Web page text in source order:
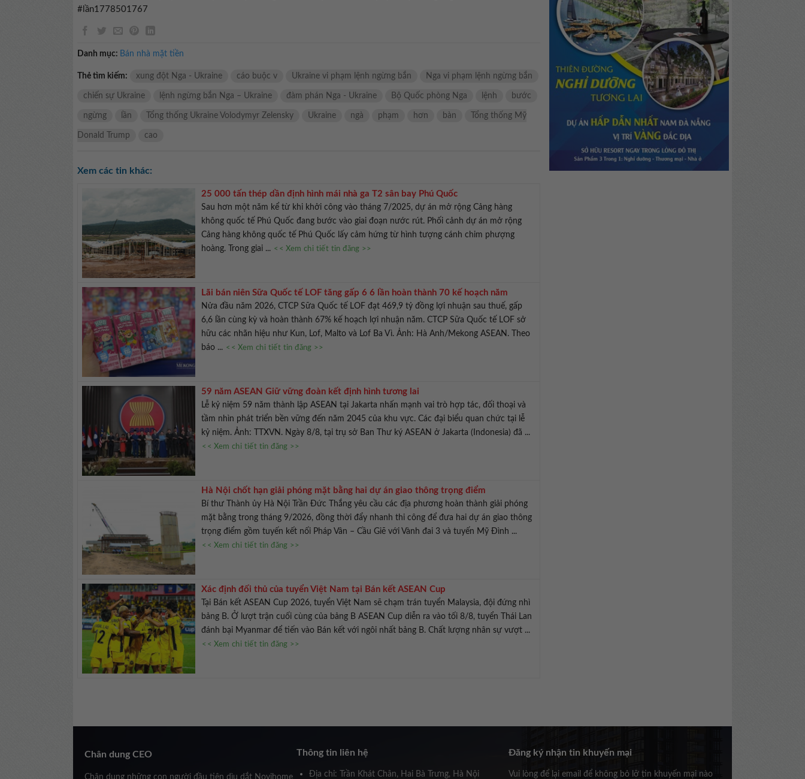
#lần1778501767
Danh mục: Bán nhà mặt tiền
Thẻ tìm kiếm: xung đột Nga - Ukraine cáo buộc v Ukraine vi phạm lệnh ngừng bắn Nga vi phạm lệnh ngừng bắn
chiến sự Ukraine lệnh ngừng bắn Nga – Ukraine đàm phán Nga - Ukraine Bộ Quốc phòng Nga lệnh bước
ngừng lần Tổng thống Ukraine Volodymyr Zelensky Ukraine ngà phạm hơn bàn Tổng thống Mỹ
Donald Trump cao
Xem các tin khác:
25 000 tấn thép dần định hình mái nhà ga T2 sân bay Phú Quốc
Sau hơn một năm kể từ khi khởi công vào tháng 7/2025, dự án mở rộng Cảng hàng
không quốc tế Phú Quốc đang bước vào giai đoạn nước rút. Phối cảnh dự án mở rộng
Cảng hàng không quốc tế Phú Quốc lấy cảm hứng từ hình tượng cánh chim phượng
hoàng. Trong giai ... << Xem chi tiết tin đăng >>
Lãi bán niên Sữa Quốc tế LOF tăng gấp 6 6 lần hoàn thành 70 kế hoạch năm
Nửa đầu năm 2026, CTCP Sữa Quốc tế LOF đạt 469,9 tỷ đồng lợi nhuận sau thuế, gấp
6,6 lần cùng kỳ và hoàn thành 67% kế hoạch lợi nhuận năm. CTCP Sữa Quốc tế LOF sở
hữu các nhãn hiệu như Kun, Lof, Malto và Lof Ba Vì. Ảnh: Hà Anh/Mekong ASEAN. Theo
báo ... << Xem chi tiết tin đăng >>
59 năm ASEAN Giữ vững đoàn kết định hình tương lai
Lễ kỷ niệm 59 năm thành lập ASEAN tại Jakarta nhấn mạnh vai trò hợp tác, đối thoại và
tầm nhìn phát triển bền vững đến năm 2045 của khu vực. Các đại biểu quan chức tại lễ
kỷ niệm. Ảnh: TTXVN. Ngày 8/8, tại trụ sở Ban Thư ký ASEAN ở Jakarta (Indonesia) đã ...
<< Xem chi tiết tin đăng >>
Hà Nội chốt hạn giải phóng mặt bằng hai dự án giao thông trọng điểm
Bí thư Thành ủy Hà Nội Trần Đức Thắng yêu cầu các địa phương hoàn thành giải phóng
mặt bằng trong tháng 9/2026, đồng thời đẩy nhanh thi công để đưa hai dự án giao thông
trọng điểm gồm tuyến kết nối Pháp Vân – Cầu Giẽ với Vành đai 3 và tuyến Mỹ Đình ...
<< Xem chi tiết tin đăng >>
Xác định đối thủ của tuyển Việt Nam tại Bán kết ASEAN Cup
Tại Bán kết ASEAN Cup 2026, tuyển Việt Nam sẽ chạm trán tuyển Malaysia, đội đứng nhì
bảng B. Ở lượt trận cuối cùng của bảng B ASEAN Cup diễn ra vào tối 8/8, tuyển Thái Lan
đánh bại Myanmar để tiến vào Bán kết với ngôi nhất bảng B. Chất lượng nhân sự vượt ...
<< Xem chi tiết tin đăng >>
Chân dung CEO
Chân dung những con người đầu tiên dìu dắt Novihome
Thông tin liên hệ
Địa chỉ: Trần Khát Chân, Hai Bà Trưng, Hà Nội
Đăng ký nhận tin khuyến mại
Vui lòng để lại email để không bỏ lỡ tin khuyến mại nào